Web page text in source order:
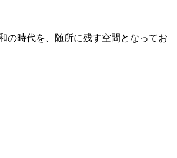
の時代を、随所に残す空間となってお